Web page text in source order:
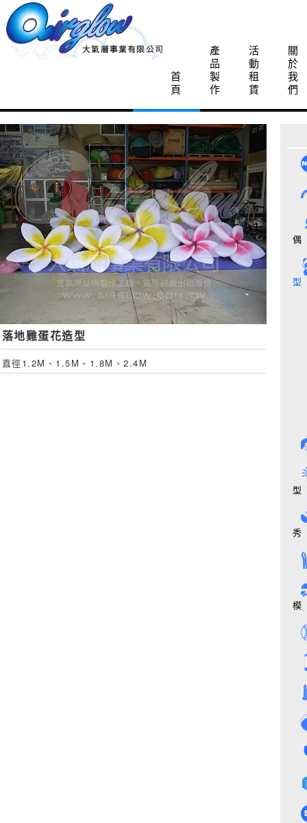
首
頁
產
品
製
作
活
動
租
賃
關
於
我
們
落地雞蛋花造型
直徑1.2M、1.5M、1.8M、2.4M
偶
型
型
秀
模